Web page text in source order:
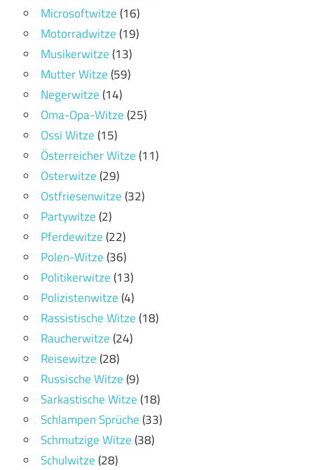
Microsoftwitze(16)
Motorradwitze(19)
Musikerwitze(13)
Mutter Witze(59)
Negerwitze(14)
Oma-Opa-Witze(25)
Ossi Witze(15)
Österreicher Witze(11)
Osterwitze(29)
Ostfriesenwitze(32)
Partywitze(2)
Pferdewitze(22)
Polen-Witze(36)
Politikerwitze(13)
Polizistenwitze(4)
Rassistische Witze(18)
Raucherwitze(24)
Reisewitze(28)
Russische Witze(9)
Sarkastische Witze(18)
Schlampen Sprüche(33)
Schmutzige Witze(38)
Schulwitze(28)